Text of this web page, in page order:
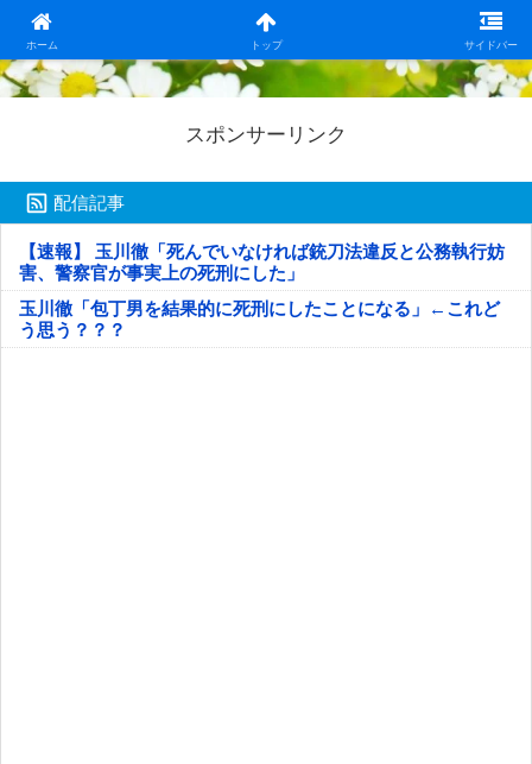
ホーム トップ サイドバー
日本第一！ニュース録
スポンサーリンク
配信記事
【速報】 玉川徹「死んでいなければ銃刀法違反と公務執行妨
害、警察官が事実上の死刑にした」
玉川徹「包丁男を結果的に死刑にしたことになる」←これど
う思う？？？